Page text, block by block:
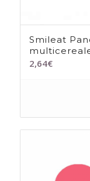
Smileat
2,64€